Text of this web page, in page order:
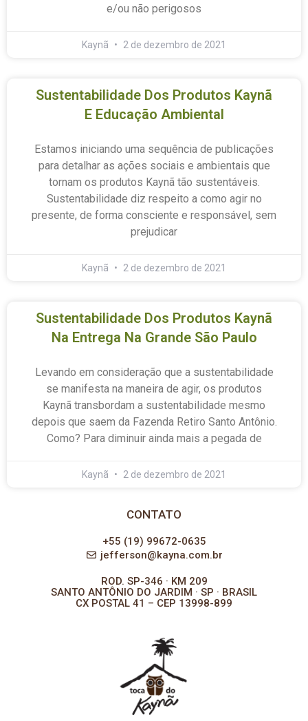
e/ou não perigosos
Kaynã 2 de dezembro de 2021
Sustentabilidade Dos Produtos Kaynã
E Educação Ambiental
Estamos iniciando uma sequência de publicações
para detalhar as ações sociais e ambientais que
tornam os produtos Kaynã tão sustentáveis.
Sustentabilidade diz respeito a como agir no
presente, de forma consciente e responsável, sem
prejudicar
Kaynã 2 de dezembro de 2021
Sustentabilidade Dos Produtos Kaynã
Na Entrega Na Grande São Paulo
Levando em consideração que a sustentabilidade
se manifesta na maneira de agir, os produtos
Kaynã transbordam a sustentabilidade mesmo
depois que saem da Fazenda Retiro Santo Antônio.
Como? Para diminuir ainda mais a pegada de
Kaynã 2 de dezembro de 2021
CONTATO
+55 (19) 99672-0635
jefferson@kayna.com.br
ROD. SP-346 · KM 209
SANTO ANTÔNIO DO JARDIM · SP · BRASIL
CX POSTAL 41 – CEP 13998-899